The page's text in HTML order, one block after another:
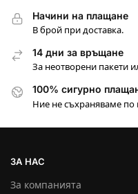
Начини на плащане
В брой при доставка.
14 дни за връщане
За неотворени пакети
100% сигурно
Ние не съхраняваме
ЗА НАС
За компанията